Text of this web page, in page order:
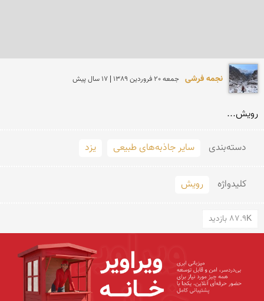
نجمه فرشی جمعه 20 فروردين 1389 | 17 سال پیش
رویش...
دسته‌بندی سایر جاذبه‌های طبیعی یزد
کلید‌واژه رویش
87.9K بازدید